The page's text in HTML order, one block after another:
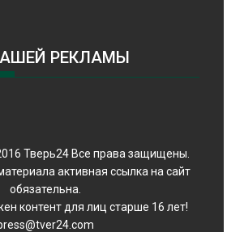
РЕКЛАМЫ
Тверь24 Все права защищены.
активная ссылка на сайт
обязательна.
контент для лиц старше 16 лет!